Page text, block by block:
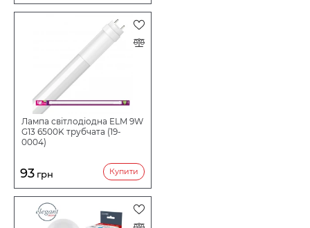
Лампа світлодіодна ELM 9W
G13 6500K трубчата (19-
0004)
93 грн Купити